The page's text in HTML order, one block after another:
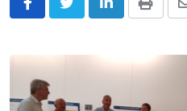
LinkedInPrint